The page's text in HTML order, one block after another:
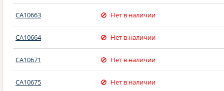
CA10663 Нет в наличии
CA10664 Нет в наличии
CA10671 Нет в наличии
CA10675 Нет в наличии